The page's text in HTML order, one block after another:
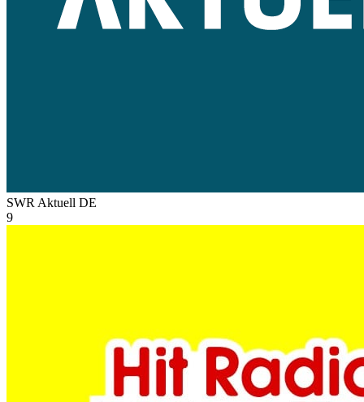
SWR Aktuell DE
9